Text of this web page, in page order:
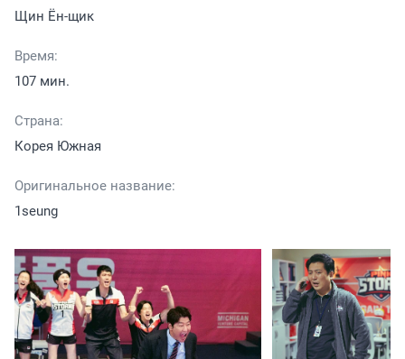
Щин Ён-щик
Время:
107 мин.
Страна:
Корея Южная
Оригинальное название:
1seung